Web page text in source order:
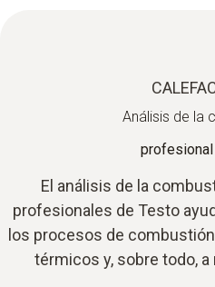
Análisis de la
El análisis de la
profesionales de Testo
los procesos de
térmicos y, sobre todo,